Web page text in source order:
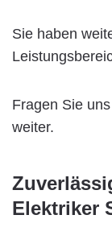
Sie haben
Fragen Sie
weiter.
Elektriker